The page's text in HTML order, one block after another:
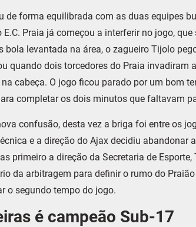
de forma equilibrada com as duas equipes
Praia já começou a interferir no jogo,
bola levantada na área, o zagueiro Tijolo
quando dois torcedores do Praia invadiram
cabeça. O jogo ficou parado por um bom
completar os dois minutos que faltavam
confusão, desta vez a briga foi entre os
e a direção do Ajax decidiu abandonar
primeiro a direção da Secretaria de
da arbitragem para definir o rumo do
o segundo tempo do jogo.
é campeão Sub-17